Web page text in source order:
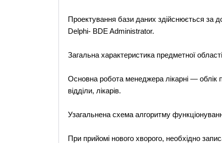
Проектування бази даних здійснюється
Delphi- BDE Administrator.
Загальна характеристика предметної
Основна робота менеджера лікарні — облік
відділи, лікарів.
Узагальнена схема алгоритму
При прийомі нового хворого, необхідно